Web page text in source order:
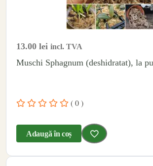
13.00 lei incl. TVA
Muschi Sphagnum (deshidratat), la
( 0 )
Adaugă în coș